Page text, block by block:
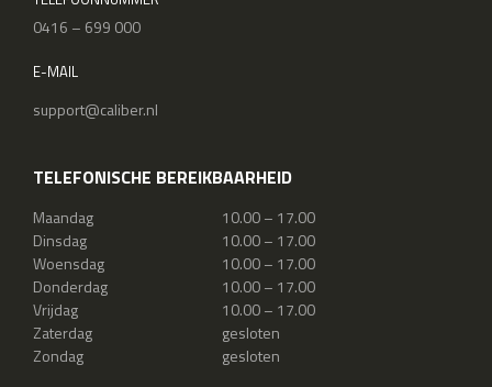
0416 – 699 000
E-MAIL
support@caliber.nl
TELEFONISCHE BEREIKBAARHEID
Maandag
10.00 – 17.00
Dinsdag
10.00 – 17.00
Woensdag
10.00 – 17.00
Donderdag
10.00 – 17.00
Vrijdag
10.00 – 17.00
Zaterdag
gesloten
Zondag
gesloten